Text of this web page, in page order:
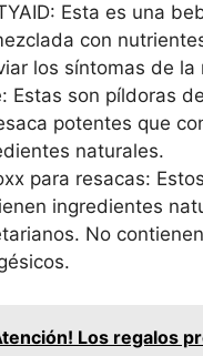
Esta es una
con
los síntomas de la
Estas son píldoras
potentes que
naturales.
para resacas:
ingredientes
No
Los regalos